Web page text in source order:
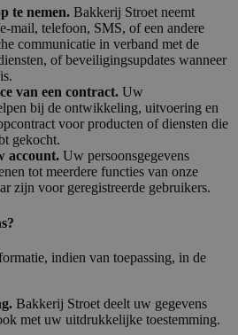
te nemen. Bakkerij Stroet neemt
mail, telefoon, SMS, of een andere
communicatie in verband met de
of beveiligingsupdates wanneer
van een contract. Uw
bij de ontwikkeling, uitvoering en
voor producten of diensten die
gekocht.
account. Uw persoonsgegevens
tot meerdere functies van onze
zijn voor geregistreerde gebruikers.
indien van toepassing, in de
Bakkerij Stroet deelt uw gegevens
met uw uitdrukkelijke toestemming.